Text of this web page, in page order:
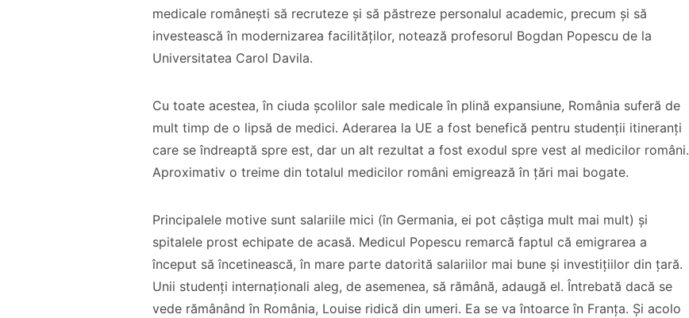
medicale românești să recruteze și să păstreze personalul academic, precum și să
investească în modernizarea facilităților, notează profesorul Bogdan Popescu de la
Universitatea Carol Davila.
Cu toate acestea, în ciuda școlilor sale medicale în plină expansiune, România suferă de
mult timp de o lipsă de medici. Aderarea la UE a fost benefică pentru studenții itineranți
care se îndreaptă spre est, dar un alt rezultat a fost exodul spre vest al medicilor români.
Aproximativ o treime din totalul medicilor români emigrează în țări mai bogate.
Principalele motive sunt salariile mici (în Germania, ei pot câștiga mult mai mult) și
spitalele prost echipate de acasă. Medicul Popescu remarcă faptul că emigrarea a
început să încetinească, în mare parte datorită salariilor mai bune și investițiilor din țară.
Unii studenți internaționali aleg, de asemenea, să rămână, adaugă el. Întrebată dacă se
vede rămânând în România, Louise ridică din umeri. Ea se va întoarce în Franța. Și acolo